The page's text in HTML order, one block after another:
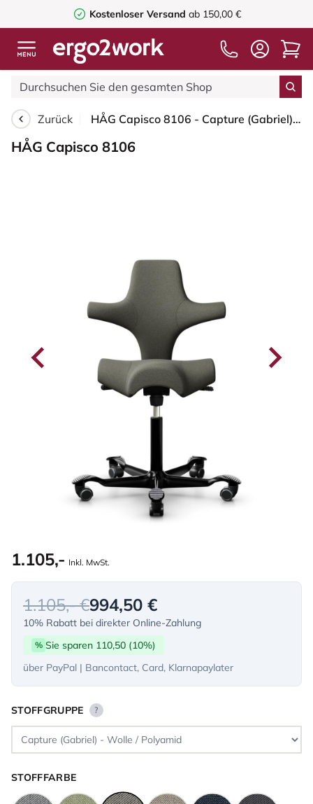
Kostenloser Versand ab 150,00 €
Zurück HÅG Capisco 8106 - Capture (Gabriel) - Wolle / Polyamid - CPT4401 - Warm grey - Schwarz - 265 mm (Sitzhöhe 53-79cm) - Harte Rollen für weiche Böden
HÅG Capisco 8106
1.105,- Inkl. MwSt.
1.105,- €994,50 €
10% Rabatt bei direkter Online-Zahlung
% Sie sparen 110,50 (10%)
über PayPal | Bancontact, Card, Klarnapaylater
STOFFGRUPPE ?
STOFFFARBE